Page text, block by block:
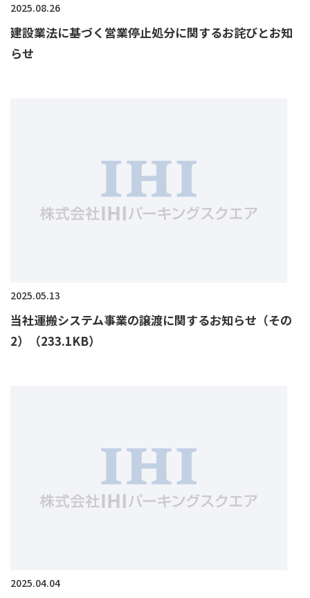
2025.08.26
建設業法に基づく営業停止処分に関するお詫びとお知
らせ
2025.05.13
当社運搬システム事業の譲渡に関するお知らせ（その
2）（233.1KB）
2025.04.04